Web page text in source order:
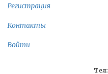
Регистрация
Контакты
Войти
Тел: